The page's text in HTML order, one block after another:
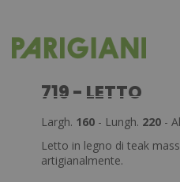
719 - LETTO
Largh. 160 - Lungh. 220 -
Letto in legno di teak
artigianalmente.